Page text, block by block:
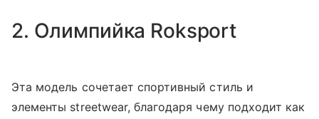
2. Олимпийка Roksport
Эта модель сочетает спортивный стиль и
элементы streetwear, благодаря чему подходит как